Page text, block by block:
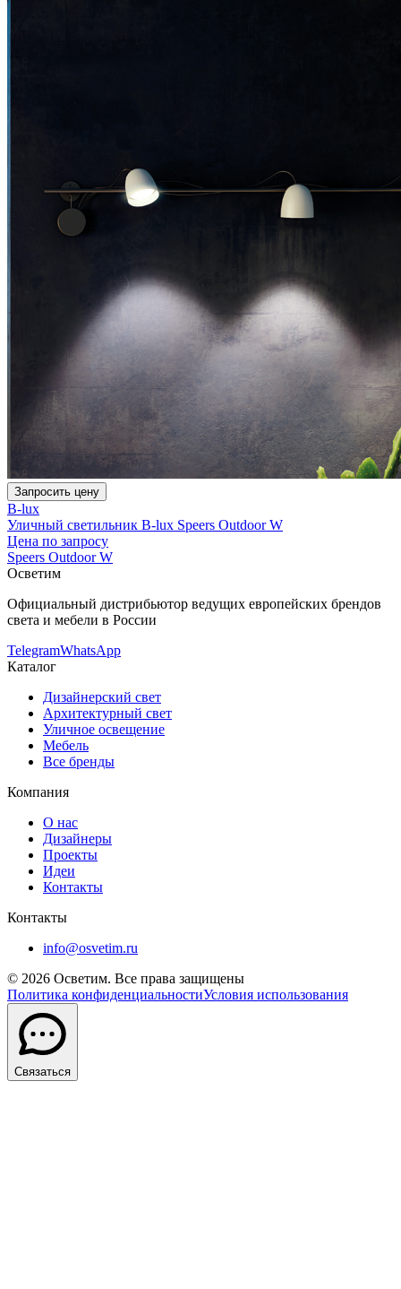
Запросить цену
B-lux
Уличный светильник B-lux Speers Outdoor W
Цена по запросу
Speers Outdoor W
Осветим
Официальный дистрибьютор ведущих европейских брендов
света и мебели в России
TelegramWhatsApp
Каталог
Дизайнерский свет
Архитектурный свет
Уличное освещение
Мебель
Все бренды
Компания
О нас
Дизайнеры
Проекты
Идеи
Контакты
Контакты
info@osvetim.ru
© 2026 Осветим. Все права защищены
Политика конфиденциальностиУсловия использования
Связаться